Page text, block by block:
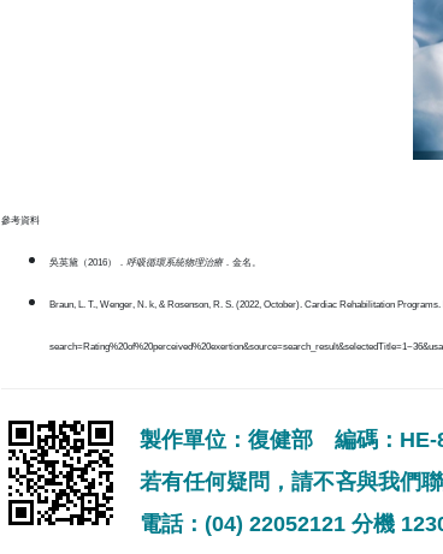
參考資料
吳英黛（2016）． 呼吸循環系統物理治療．金名。
Braun, L. T., Wenger, N. k, & Rosenson, R. S. (2022, October). Cardiac Rehabilitation
製作單位：復健部 編碼：HE-
若有任何疑問，請不吝與我們
電話：(04) 22052121 分機